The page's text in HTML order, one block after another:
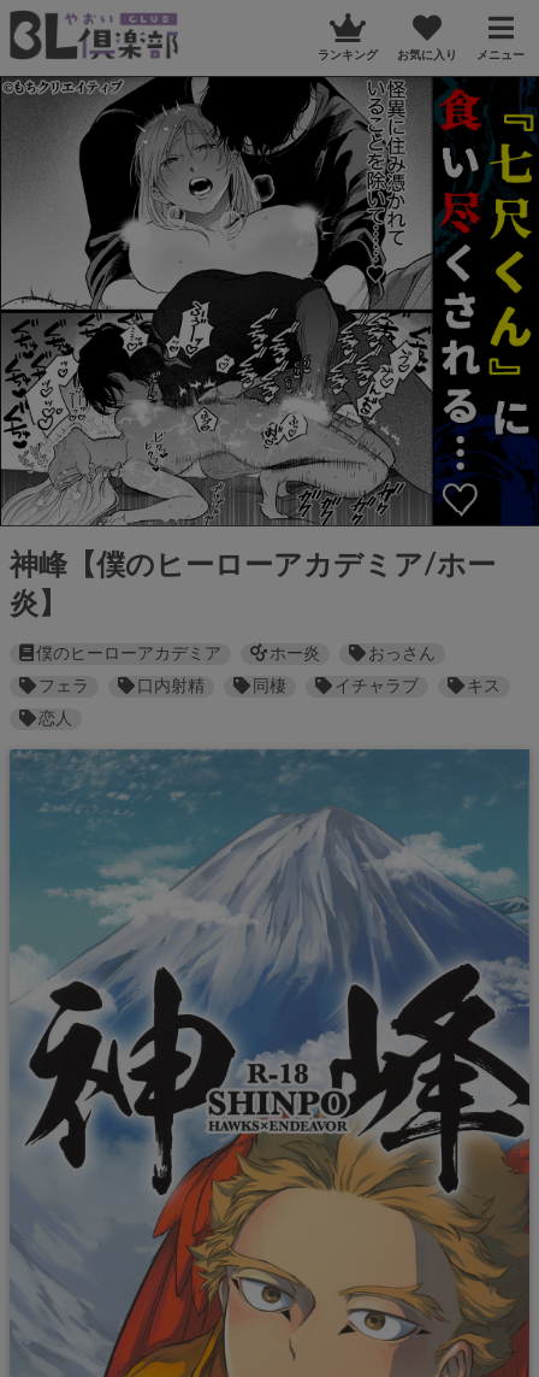
ランキング お気に入り メニュー
神峰【僕のヒーローアカデミア/ホー
炎】
僕のヒーローアカデミア ホー炎
おっさん
フェラ
口内射精 同棲 イチャラブ
キス
恋人